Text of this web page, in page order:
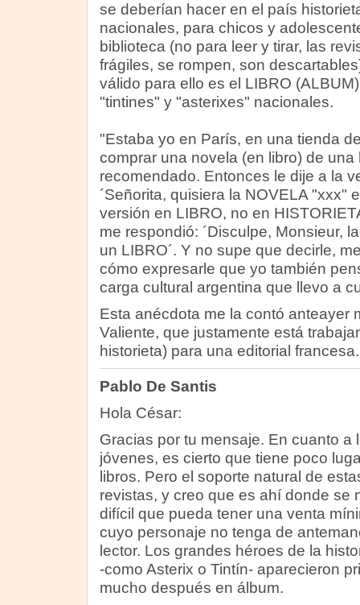
se deberían hacer en el país
nacionales, para chicos y
biblioteca (no para leer y tirar, las
frágiles, se rompen, son
válido para ello es el LIBRO
"tintines" y "asterixes" nacionales.
"Estaba yo en París, en una tienda
comprar una novela (en libro) de
recomendado. Entonces le dije a la
´Señorita, quisiera la NOVELA "xxx"
versión en LIBRO, no en
me respondió: ´Disculpe, Monsieur,
un LIBRO´. Y no supe que decirle,
cómo expresarle que yo también
carga cultural argentina que llevo a
Esta anécdota me la contó anteayer
Valiente, que justamente está
historieta) para una editorial francesa.
Pablo De Santis
Hola César:
Gracias por tu mensaje. En cuanto a
jóvenes, es cierto que tiene poco
libros. Pero el soporte natural de
revistas, y creo que es ahí donde se
difícil que pueda tener una venta
cuyo personaje no tenga de
lector. Los grandes héroes de la
-como Asterix o Tintín- aparecieron
mucho después en álbum.